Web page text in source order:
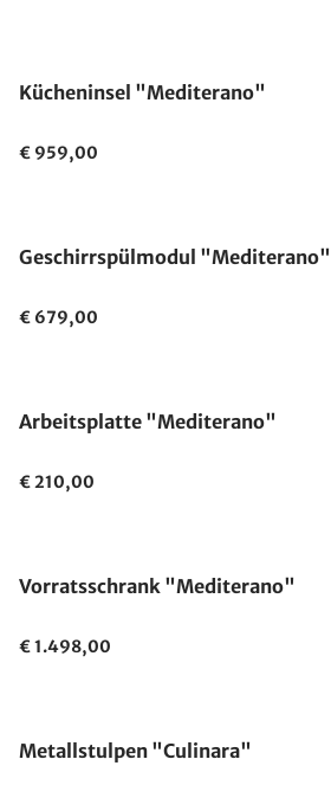
Kücheninsel "Mediterano"
€ 959,00
Geschirrspülmodul "Mediterano"
€ 679,00
Arbeitsplatte "Mediterano"
€ 210,00
Vorratsschrank "Mediterano"
€ 1.498,00
Metallstulpen "Culinara"